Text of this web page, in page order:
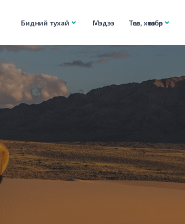
Бидний тухай Мэдээ Төсөл, хөтөлбөр